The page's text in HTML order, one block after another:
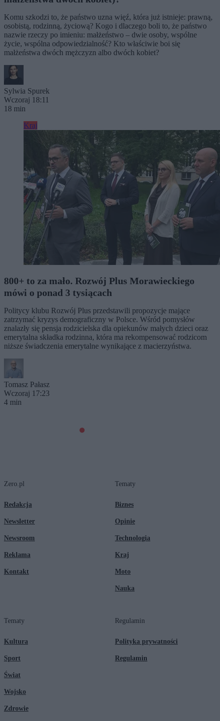
Komu szkodzi to, że państwo uzna więź, która już istnieje: prawną,
osobistą, rodzinną, życiową? Kogo i dlaczego boli to, że państwo
nazwie rzeczy po imieniu: małżeństwo – dwie osoby, wspólne
życie, wspólna odpowiedzialność? Kto właściwie boi się
małżeństwa dwóch mężczyzn albo dwóch kobiet?
Sylwia Spurek
Wczoraj 18:11
18 min
Kraj
800+ to za mało. Rozwój Plus Morawieckiego
mówi o ponad 3 tysiącach
Politycy klubu Rozwój Plus przedstawili propozycje mające
zatrzymać kryzys demograficzny w Polsce. Wśród pomysłów
znalazły się pensja rodzicielska dla opiekunów małych dzieci oraz
emerytalna składka rodzinna, która ma rekompensować rodzicom
niższe świadczenia emerytalne wynikające z macierzyństwa.
Tomasz Pałasz
Wczoraj 17:23
4 min
Zero.pl
Redakcja
Newsletter
Newsroom
Reklama
Kontakt
Tematy
Biznes
Opinie
Technologia
Kraj
Moto
Nauka
Tematy
Kultura
Sport
Świat
Wojsko
Zdrowie
Regulamin
Polityka prywatności
Regulamin